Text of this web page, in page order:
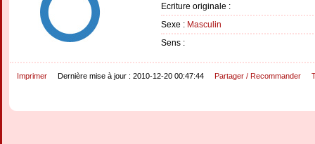
Ecriture originale :
Sexe : Masculin
Sens :
Imprimer Dernière mise à jour : 2010-12-20 00:47:44 Partager / Recommander